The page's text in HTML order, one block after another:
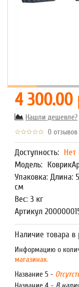
4 300.00
Нашли дешевле?
0 отзывов
Доступность: Нет
Модель:
Упаковка: Длина:
см
Вес: 3 кг
Артикул
Наличие товара
Информацию о
магазинах.
Название 5 -